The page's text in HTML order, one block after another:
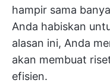
hampir sama
Anda habiskan
alasan ini, Anda
akan membuat
efisien.